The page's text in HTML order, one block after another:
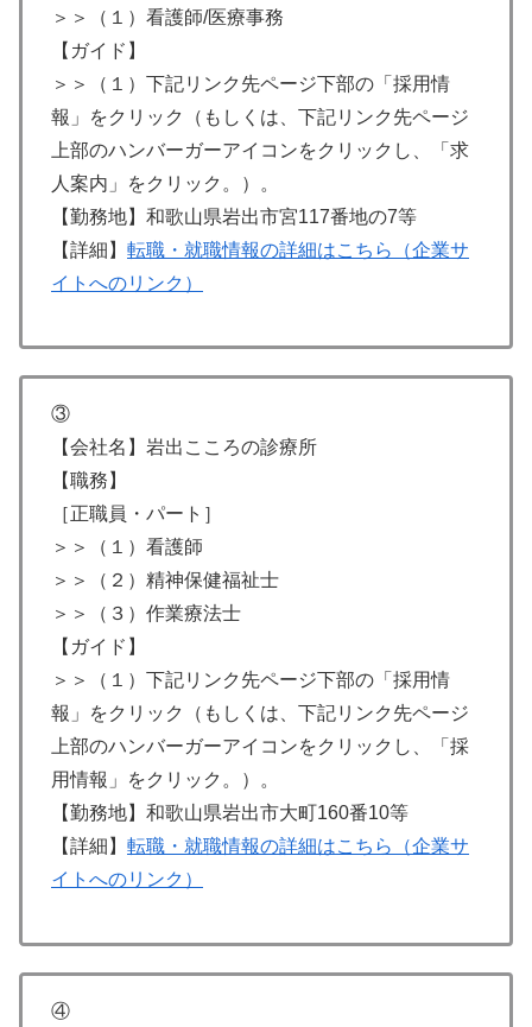
＞＞（１）看護師/医療事務
【ガイド】
＞＞（１）下記リンク先ページ下部の「採用情
報」をクリック（もしくは、下記リンク先ページ
上部のハンバーガーアイコンをクリックし、「求
人案内」をクリック。）。
【勤務地】和歌山県岩出市宮117番地の7等
【詳細】 転職・就職情報の詳細はこちら（企業サ
イトへのリンク）
③
【会社名】岩出こころの診療所
【職務】
［正職員・パート］
＞＞（１）看護師
＞＞（２）精神保健福祉士
＞＞（３）作業療法士
【ガイド】
＞＞（１）下記リンク先ページ下部の「採用情
報」をクリック（もしくは、下記リンク先ページ
上部のハンバーガーアイコンをクリックし、「採
用情報」をクリック。）。
【勤務地】和歌山県岩出市大町160番10等
【詳細】 転職・就職情報の詳細はこちら（企業サ
イトへのリンク）
④